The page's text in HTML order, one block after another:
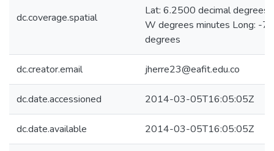
dc.coverage.spatial
Lat: 6.2500 decimal
W degrees minutes Long: -
degrees
dc.creator.email jherre23@eafit.edu.co
dc.date.accessioned 2014-03-05T16:05:05Z
dc.date.available 2014-03-05T16:05:05Z